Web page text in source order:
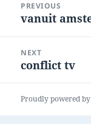
navigation
PREVIOUS
Previous
vanuit
NEXT
Next
conflict tv
Proudly powered